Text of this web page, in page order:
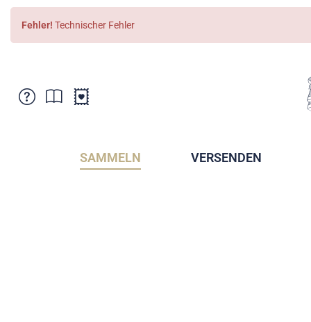
Fehler! Technischer Fehler
Verkaufsstellen
Abonnemente
SAMMELN VERSENDEN